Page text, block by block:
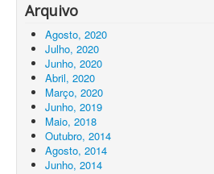
Arquivo
Agosto, 2020
Julho, 2020
Junho, 2020
Abril, 2020
Março, 2020
Junho, 2019
Maio, 2018
Outubro, 2014
Agosto, 2014
Junho, 2014